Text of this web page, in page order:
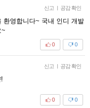
신고 | 공감 확인
환영합니다~ 국내 인디 개발
~
0
0
신고 | 공감 확인
0
0